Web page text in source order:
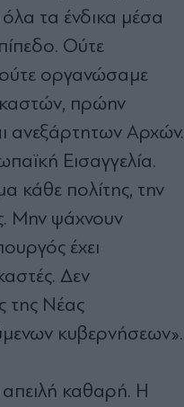
τα ένδικα μέσα
Ούτε
ούτε οργανώσαμε
πρώην
ανεξάρτητων Αρχών.
Εισαγγελία.
κάθε πολίτης, την
Μην ψάχνουν
έχει
Δεν
της Νέας
κυβερνήσεων».
καθαρή. Η